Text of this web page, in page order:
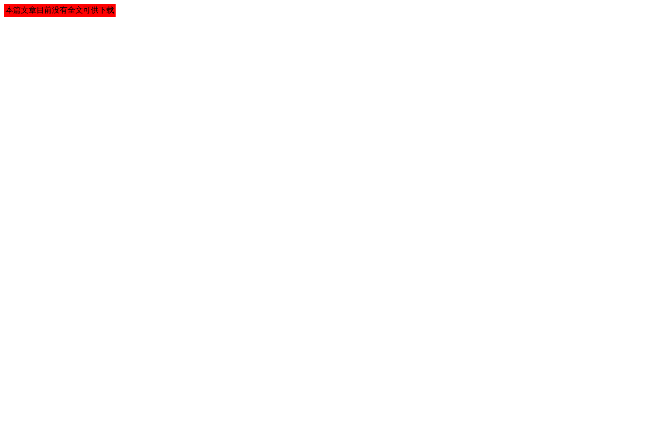
本篇文章目前没有全文可供下载